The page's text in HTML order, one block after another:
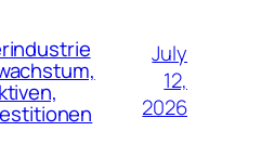
July
12,
2026